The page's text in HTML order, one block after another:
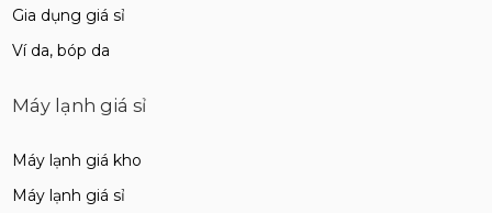
Gia dụng giá sỉ
Ví da, bóp da
Máy lạnh giá sỉ
Máy lạnh giá kho
Máy lạnh giá sỉ